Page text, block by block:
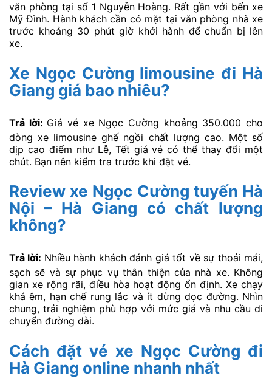
văn phòng tại số 1 Nguyễn Hoàng. Rất gần với bến xe
Mỹ Đình. Hành khách cần có mặt tại văn phòng nhà xe
trước khoảng 30 phút giờ khởi hành để chuẩn bị lên
xe.
Xe Ngọc Cường limousine đi Hà
Giang giá bao nhiêu?
Trả lời: Giá vé xe Ngọc Cường khoảng 350.000 cho
dòng xe limousine ghế ngồi chất lượng cao. Một số
dịp cao điểm như Lễ, Tết giá vé có thể thay đổi một
chút. Bạn nên kiểm tra trước khi đặt vé.
Review xe Ngọc Cường tuyến Hà
Nội – Hà Giang có chất lượng
không?
Trả lời: Nhiều hành khách đánh giá tốt về sự thoải mái,
sạch sẽ và sự phục vụ thân thiện của nhà xe. Không
gian xe rộng rãi, điều hòa hoạt động ổn định. Xe chạy
khá êm, hạn chế rung lắc và ít dừng dọc đường. Nhìn
chung, trải nghiệm phù hợp với mức giá và nhu cầu di
chuyển đường dài.
Cách đặt vé xe Ngọc Cường đi
Hà Giang online nhanh nhất